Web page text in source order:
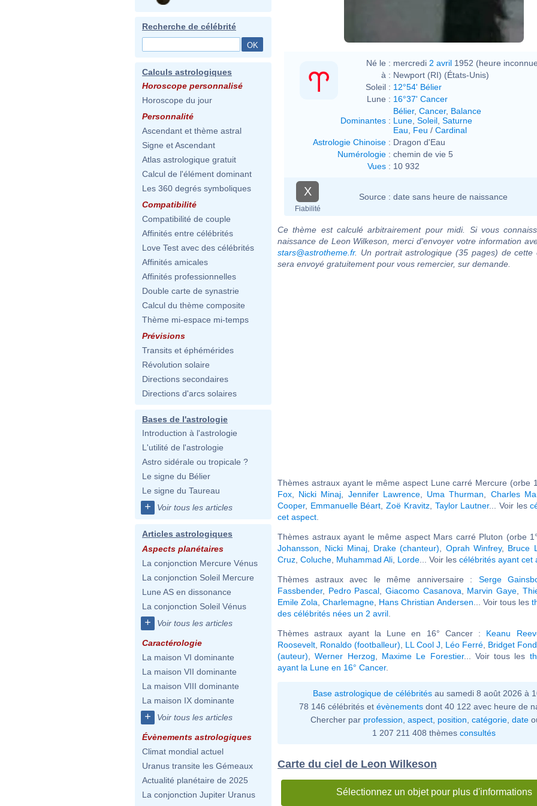
Recherche de célébrité
Calculs astrologiques
Horoscope personnalisé
Horoscope du jour
Personnalité
Ascendant et thème astral
Signe et Ascendant
Atlas astrologique gratuit
Calcul de l'élément dominant
Les 360 degrés symboliques
Compatibilité
Compatibilité de couple
Affinités entre célébrités
Love Test avec des célébrités
Affinités amicales
Affinités professionnelles
Double carte de synastrie
Calcul du thème composite
Thème mi-espace mi-temps
Prévisions
Transits et éphémérides
Révolution solaire
Directions secondaires
Directions d'arcs solaires
Bases de l'astrologie
Introduction à l'astrologie
L'utilité de l'astrologie
Astro sidérale ou tropicale ?
Le signe du Bélier
Le signe du Taureau
+ Voir tous les articles
Articles astrologiques
Aspects planétaires
La conjonction Mercure Vénus
La conjonction Soleil Mercure
Lune AS en dissonance
La conjonction Soleil Vénus
+ Voir tous les articles
Caractérologie
La maison VI dominante
La maison VII dominante
La maison VIII dominante
La maison IX dominante
+ Voir tous les articles
Évènements astrologiques
Climat mondial actuel
Uranus transite les Gémeaux
Actualité planétaire de 2025
La conjonction Jupiter Uranus
Né le : mercredi 2 avril 1952 (heure
à : Newport (RI) (États-Unis)
Soleil : 12°54' Bélier
Lune : 16°37' Cancer
Dominantes :
Bélier, Cancer, Balance
Lune Soleil Saturne
Eau
Feu / Cardinal
Astrologie Chinoise : Dragon d'Eau
Numérologie : chemin de vie 5
Vues : 10 932
X
Fiabilité
Source : date sans heure de naissance
Ce thème est calculé arbitrairement pour midi. Si vous
naissance de Leon Wilkeson, merci d'envoyer votre information
stars@astrotheme.fr. Un portrait astrologique (35 pages) de cette
sera envoyé gratuitement pour vous remercier, sur demande.
Thèmes astraux ayant le même aspect Lune carré Mercure (orbe
Fox
Nicki Minaj Jennifer Lawrence, Uma Thurman
Charles
Cooper, Emmanuelle Béart ,Zoë Kravitz, Taylor Lautner... Voir les
cet aspect
Thèmes astraux ayant le même aspect Mars carré Pluton (orbe
Johansson
Nicki Minaj, Drake (chanteur) Oprah Winfrey, Bruce
Cruz Coluche Muhammad Ali Lorde ... Voir les célébrités ayant cet
Thèmes astraux avec le même anniversaire : Serge
Fassbender, Pedro Pascal ,Giacomo Casanova Marvin Gaye
Emile Zola ,Charlemagne Hans Christian Andersen ... Voir tous les
des célébrités nées un 2 avril
Thèmes astraux ayant la Lune en 16° Cancer : Keanu
Roosevelt Ronaldo (footballeur) LL Cool J Léo Ferré Bridget
(auteur) ,Werner Herzog Maxime Le Forestier... Voir tous les
ayant la Lune en 16° Cancer.
Base astrologique de célébritésau samedi 8 août 2026 à
78 146 célébrités et évènements dont 40 122 avec heure de
Chercher par profession aspect position catégorie date
1 207 211 408 thèmes consultés
Carte du ciel de Leon Wilkeson
Sélectionnez un objet pour plus d'informations